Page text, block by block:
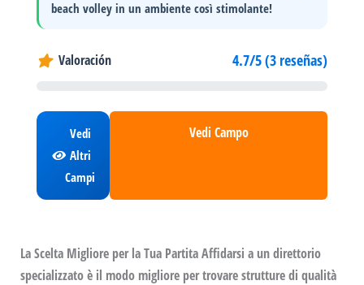
beach volley in un ambiente così stimolante!
Valoración 4.7/5 (3 reseñas)
Vedi
Altri
Campi
Vedi Campo
La Scelta Migliore per la Tua Partita Affidarsi a un direttorio
specializzato è il modo migliore per trovare strutture di qualità